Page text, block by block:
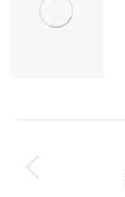
entre